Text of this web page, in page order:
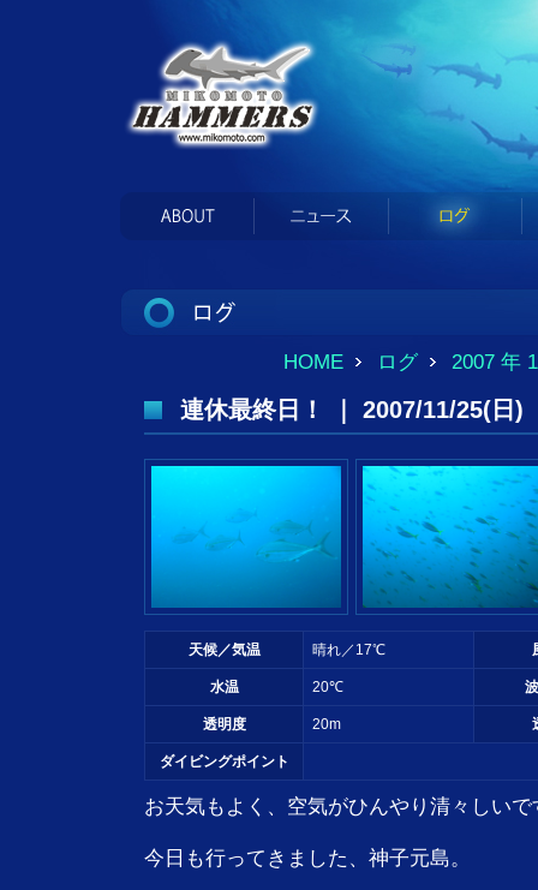
HOME ログ 2007 年
連休最終日！ ｜ 2007/11/25(日)
天候／気温 晴れ／17℃
水温 20℃
透明度 20m
ダイビングポイント
お天気もよく、空気がひんやり清々しいで
今日も行ってきました、神子元島。